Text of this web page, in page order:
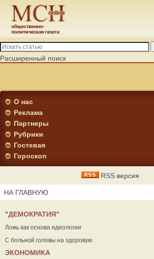
Расширенный поиск
О нас
Реклама
Партнеры
Рубрики
Гостевая
Гороскоп
RSS версия
НА ГЛАВНУЮ
"ДЕМОКРАТИЯ"
Ложь как основа идеологии
С больной головы на здоровую
ЭКОНОМИКА